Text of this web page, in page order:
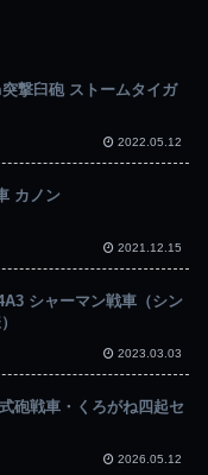
撃臼砲 ストームタイガ
2022.05.12
カノン
2021.12.15
シャーマン戦車（シン
2023.03.03
砲戦車・くろがね四起セ
2026.05.12